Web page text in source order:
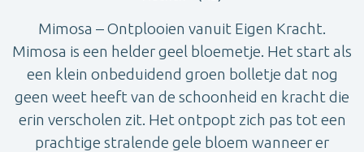
Mimosa – Ontplooien vanuit Eigen Kracht.
Mimosa is een helder geel bloemetje. Het start als
een klein onbeduidend groen bolletje dat nog
geen weet heeft van de schoonheid en kracht die
erin verscholen zit. Het ontpopt zich pas tot een
prachtige stralende gele bloem wanneer er